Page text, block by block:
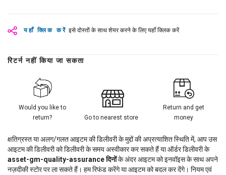
यहाँ क्लिक करें इसे दोस्तों के साथ शेयर करने के लिए यहाँ क्लिक करें
रिटर्न नहीं किया जा सकता
Would you like to
return?
Go to nearest store
Return and get
money
क्षतिग्रस्त या अलग/गलत आइटम की डिलीवरी के मुद्दों की अप्रत्याशित स्थिति में, आप उस
आइटम की डिलीवरी को डिलीवरी के समय अस्वीकार कर सकते हैं या ऑर्डर डिलीवरी के
asset-gm-quality-assuranceदिनोंके अंदर आइटम को इनवॉइस के साथ अपने
नज़दीकी स्टोर पर ला सकते हैं। हम रिफंड करेंगे या आइटम को बदल कर देंगे। नियम एवं